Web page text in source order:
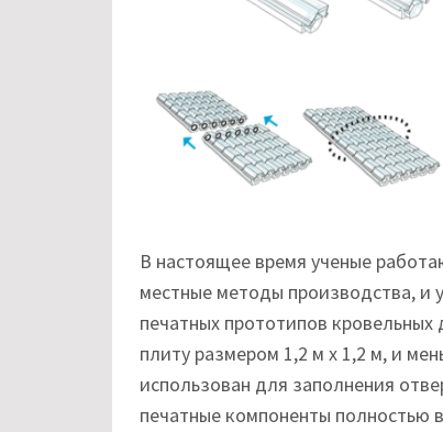
В настоящее время ученые
местные методы производства, и
печатных прототипов
плиту размером 1,2 м х 1,2 м, и
использован для заполнения
печатные компоненты полностью